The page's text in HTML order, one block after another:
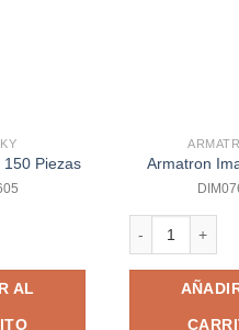
150 Piezas
AL
Armatron